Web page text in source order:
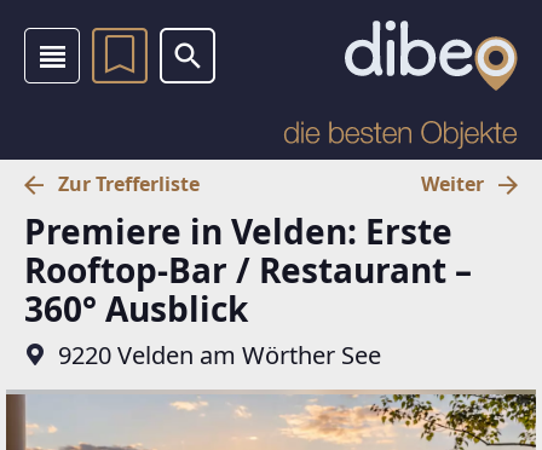
Zur Trefferliste Weiter
Premiere in Velden: Erste
Rooftop-Bar / Restaurant –
360° Ausblick
9220 Velden am Wörther See